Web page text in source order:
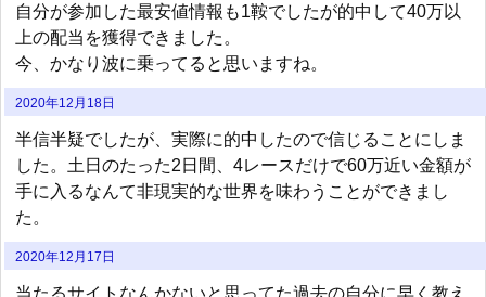
自分が参加した最安値情報も1鞍でしたが的中して40万以
上の配当を獲得できました。
今、かなり波に乗ってると思いますね。
2020年12月18日
半信半疑でしたが、実際に的中したので信じることにしま
した。土日のたった2日間、4レースだけで60万近い金額が
手に入るなんて非現実的な世界を味わうことができまし
た。
2020年12月17日
当たるサイトなんかないと思ってた過去の自分に早く教え